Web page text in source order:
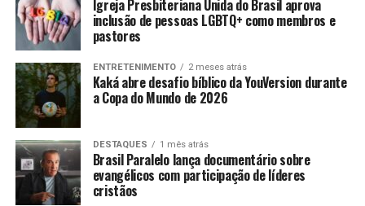
Igreja Presbiteriana Unida do Brasil aprova
inclusão de pessoas LGBTQ+ como membros e
pastores
ENTRETENIMENTO 2 meses atrás
Kaká abre desafio bíblico da YouVersion durante
a Copa do Mundo de 2026
DESTAQUES 1 mês atrás
Brasil Paralelo lança documentário sobre
evangélicos com participação de líderes
cristãos